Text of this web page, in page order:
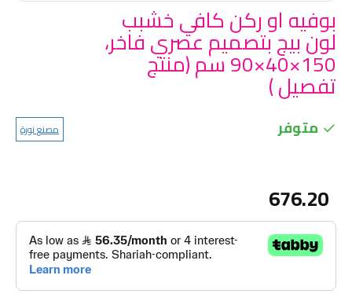
بوفيه او ركن كافي خشبب
لون بيج بتصميم عصري فاخر،
150×40×90 سم (منتج
تفصيل )
متوفر مصنع نورة
676.20